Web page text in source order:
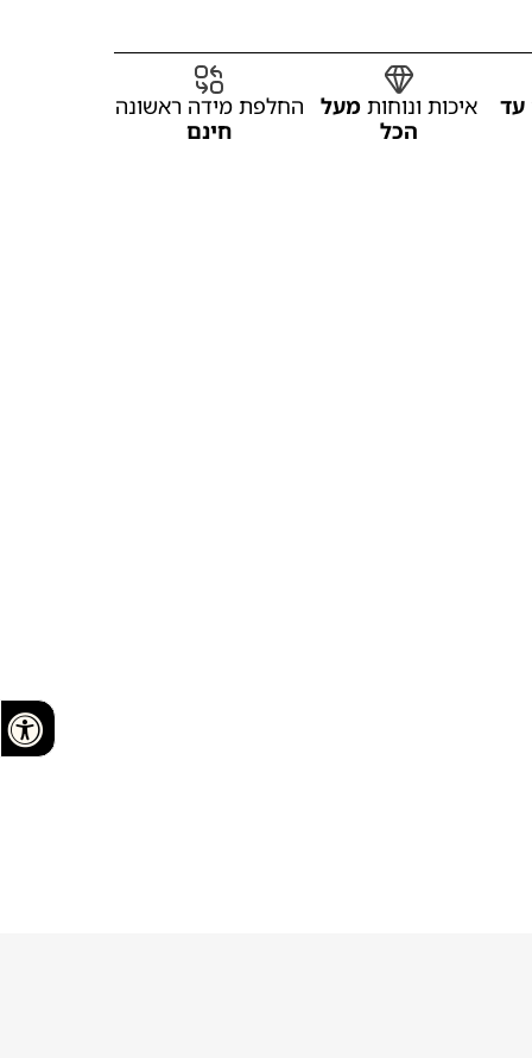
עד איכות ונוחות מעל
הכל
החלפת מידה ראשונה
חינם